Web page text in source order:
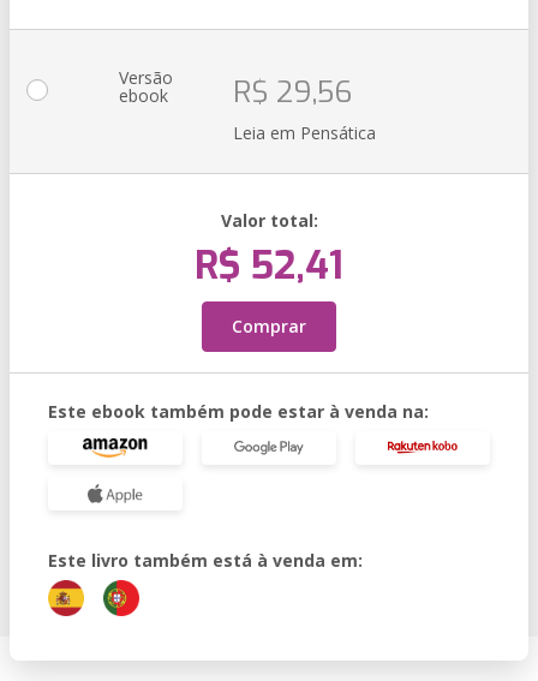
Versão
ebook R$ 29,56
Leia em Pensática
Valor total:
R$ 52,41
Comprar
Este ebook também pode estar à venda na:
Este livro também está à venda em: